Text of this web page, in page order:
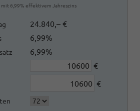
mit 6,99% effektivem Jahreszins
24.840,– €
6,99%
6,99%
€
€